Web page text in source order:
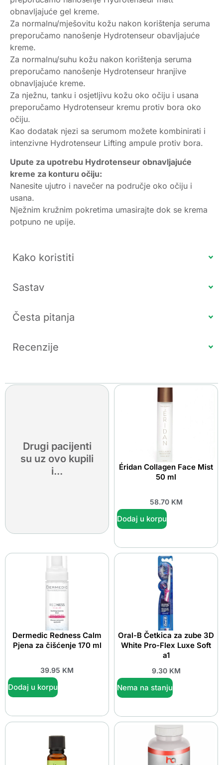
obnavljajuće gel kreme.
Za normalnu/mješovitu kožu nakon korištenja seruma
preporučamo nanošenje Hydrotenseur obavljajuće
kreme.
Za normalnu/suhu kožu nakon korištenja seruma
preporučamo nanošenje Hydrotenseur hranjive
obnavljajuće kreme.
Za nježnu, tanku i osjetljivu kožu oko očiju i usana
preporučamo Hydrotenseur kremu protiv bora oko
očiju.
Kao dodatak njezi sa serumom možete kombinirati i
intenzivne Hydrotenseur Lifting ampule protiv bora.
Upute za upotrebu Hydrotenseur obnavljajuće
kreme za konturu očiju:
Nanesite ujutro i navečer na područje oko očiju i
usana.
Nježnim kružnim pokretima umasirajte dok se krema
potpuno ne upije.
Kako koristiti
Sastav
Česta pitanja
Recenzije
Drugi pacijenti
su uz ovo kupili
i...
Éridan Collagen Face Mist
50 ml
58.70 KM
Dodaj u korpu
Dermedic Redness Calm
Pjena za čišćenje 170 ml
39.95 KM
Dodaj u korpu
Oral-B Četkica za zube 3D
White Pro-Flex Luxe Soft
a1
9.30 KM
Nema na stanju